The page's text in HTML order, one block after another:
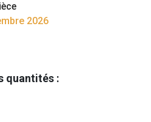
2026
quantités :